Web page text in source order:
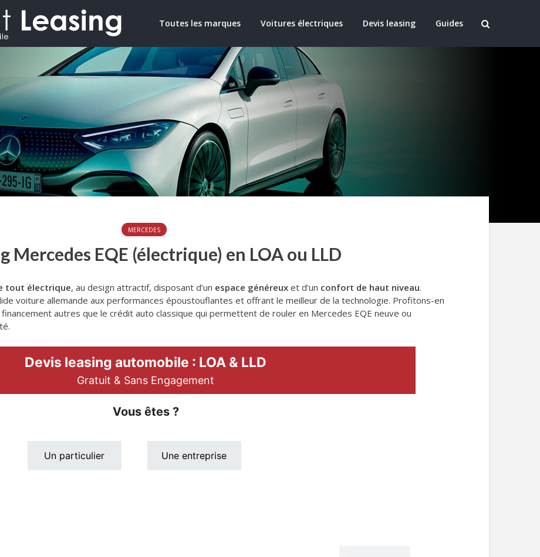
Toutes les marques Voitures électriques Devis leasing Guides
MERCEDES
Mercedes EQE (électrique) en LOA ou LLD
tout électrique, au design attractif, disposant d’un espace généreux et d’un confort de haut niveau.
voiture allemande aux performances époustouflantes et offrant le meilleur de la technologie. Profitons-en
autres que le crédit auto classique qui permettent de rouler en Mercedes EQE neuve ou